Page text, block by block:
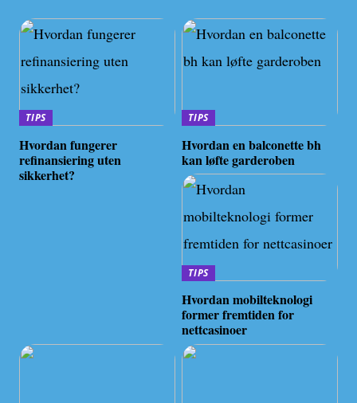
TIPS
Hvordan fungerer
refinansiering uten
sikkerhet?
TIPS
Hvordan en balconette bh
kan løfte garderoben
TIPS
Hvordan mobilteknologi
former fremtiden for
nettcasinoer